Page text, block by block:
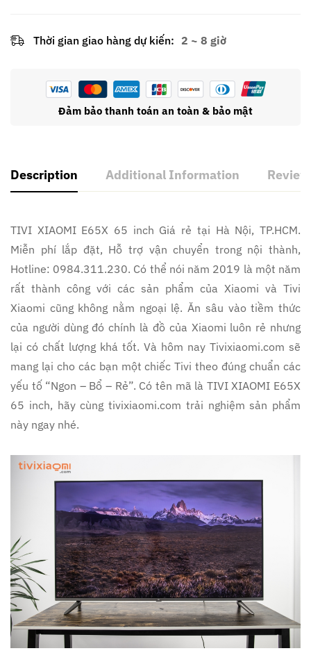
Thời gian giao hàng dự kiến: 2 ~ 8 giờ
Đảm bảo thanh toán an toàn & bảo mật
Description Additional Information
TIVI XIAOMI E65X 65 inch Giá rẻ tại Hà Nội, TP.HCM.
Miễn phí lắp đặt, Hỗ trợ vận chuyển trong nội thành,
Hotline: 0984.311.230. Có thể nói năm 2019 là một năm
rất thành công với các sản phẩm của Xiaomi và Tivi
Xiaomi cũng không nằm ngoại lệ. Ăn sâu vào tiềm thức
của người dùng đó chính là đồ của Xiaomi luôn rẻ nhưng
lại có chất lượng khá tốt. Và hôm nay Tivixiaomi.com sẽ
mang lại cho các bạn một chiếc Tivi theo đúng chuẩn các
yếu tố “Ngon – Bổ – Rẻ”. Có tên mã là TIVI XIAOMI E65X
65 inch, hãy cùng tivixiaomi.com trải nghiệm sản phẩm
này ngay nhé.